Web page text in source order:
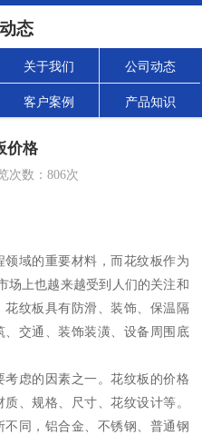
态
关于我们 公司动态
客户案例 产品知识
价格
次数： 806次
域的重要材料，而花纹板作为
场上也越来越受到人们的关注和
纹板具有防滑、装饰、保温隔
交通、装饰装潢、设备周围底
虑的因素之一。花纹板的价格
、规格、尺寸、花纹设计等。
同，铝合金、不锈钢、普通钢